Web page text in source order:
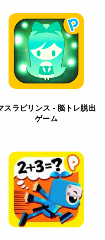
スラビリンス - 脳トレ脱出
ゲーム